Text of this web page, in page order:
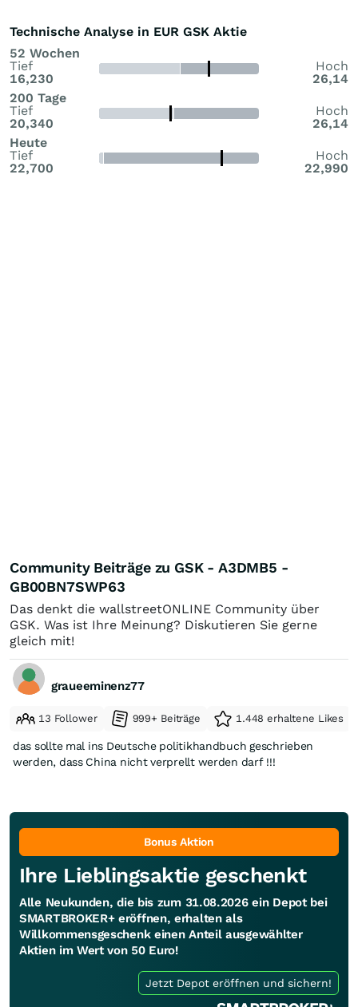
Technische Analyse in EUR GSK Aktie
52 Wochen
Tief
16,230
Hoch
26,14
200 Tage
Tief
20,340
Hoch
26,14
Heute
Tief
22,700
Hoch
22,990
Community Beiträge zu GSK - A3DMB5 -
GB00BN7SWP63
Das denkt die wallstreetONLINE Community über
GSK. Was ist Ihre Meinung? Diskutieren Sie gerne
gleich mit!
graueeminenz77
13 Follower 999+ Beiträge 1.448 erhaltene Likes
das sollte mal ins Deutsche politikhandbuch geschrieben
werden, dass China nicht verprellt werden darf !!!
Bonus Aktion
Ihre Lieblingsaktie geschenkt
Alle Neukunden, die bis zum 31.08.2026 ein Depot bei
SMARTBROKER+ eröffnen, erhalten als
Willkommensgeschenk einen Anteil ausgewählter
Aktien im Wert von 50 Euro!
Jetzt Depot eröffnen und sichern!